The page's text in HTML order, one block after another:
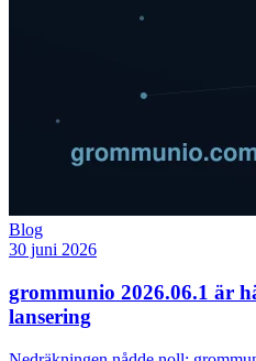
Blog
30 juni 2026
grommunio 2026.06.1 är
lansering